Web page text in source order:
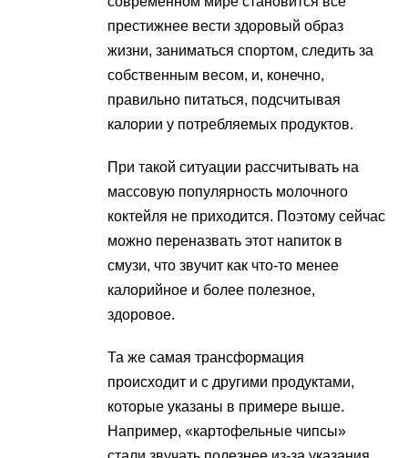
престижнее вести здоровый образ
жизни, заниматься спортом, следить за
собственным весом, и, конечно,
правильно питаться, подсчитывая
калории у потребляемых продуктов.
При такой ситуации рассчитывать на
массовую популярность молочного
коктейля не приходится. Поэтому сейчас
можно переназвать этот напиток в
смузи, что звучит как что-то менее
калорийное и более полезное,
здоровое.
Та же самая трансформация
происходит и с другими продуктами,
которые указаны в примере выше.
Например, «картофельные чипсы»